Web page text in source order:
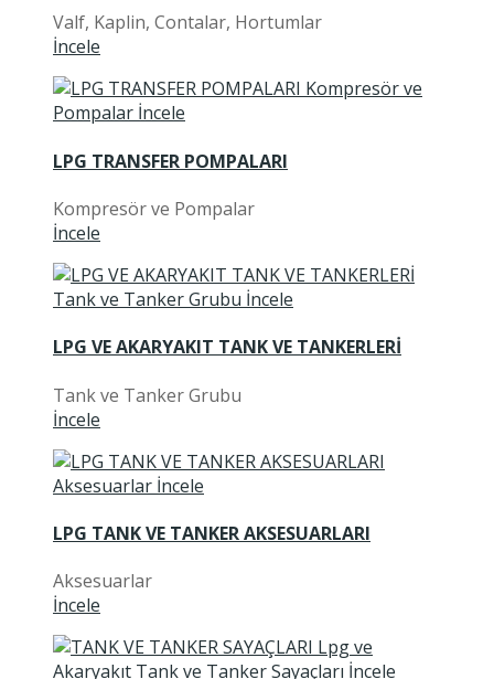
Valf, Kaplin, Contalar, Hortumlar
İncele
LPG TRANSFER POMPALARI
Kompresör ve Pompalar
İncele
LPG VE AKARYAKIT TANK VE TANKERLERİ
Tank ve Tanker Grubu
İncele
LPG TANK VE TANKER AKSESUARLARI
Aksesuarlar
İncele